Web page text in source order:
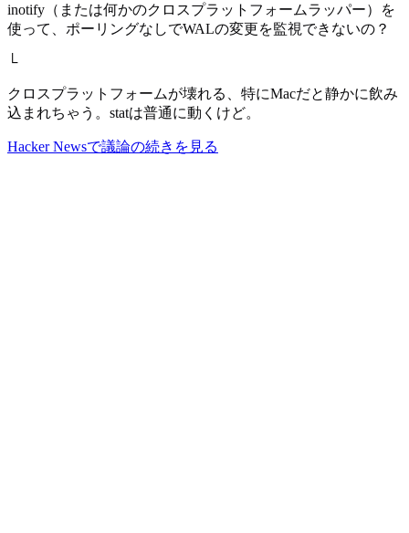
inotify（または何かのクロスプラットフォームラッパー）を
使って、ポーリングなしでWALの変更を監視できないの？
└
クロスプラットフォームが壊れる、特にMacだと静かに飲み
込まれちゃう。statは普通に動くけど。
Hacker Newsで議論の続きを見る